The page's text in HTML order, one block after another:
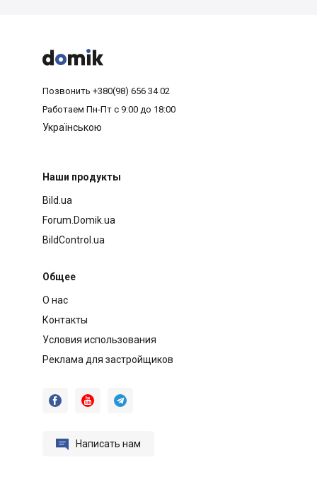



Позвонить +380(98) 656 34 02
Работаем Пн-Пт с 9:00 до 18:00
Українською
Наши продукты
Bild.ua
Forum.Domik.ua
BildControl.ua
Общее
О нас
Контакты
Условия использования
Реклама для застройщиков
  
 Написать нам